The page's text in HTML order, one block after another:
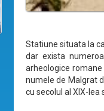
Statiune situata la
dar exista
arheologice
numele de Malgrat
cu secolul al XIX-